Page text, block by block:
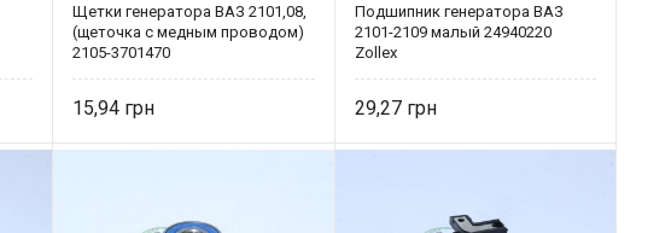
Щетки генератора ВАЗ 2101,08,
(щеточка с медным проводом)
2105-3701470
15,94
Подшипник генератора ВАЗ
2101-2109 малый 24940220
Zollex
29,27